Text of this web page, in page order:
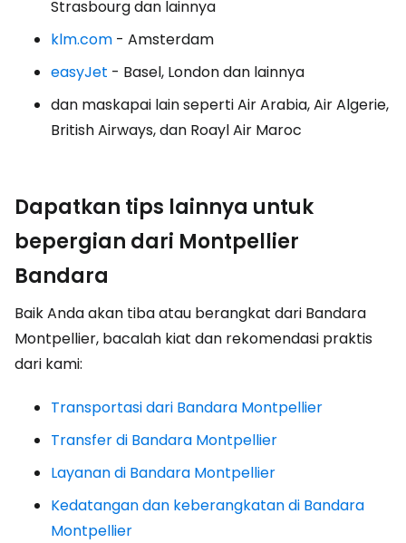
Strasbourg dan lainnya
klm.com - Amsterdam
easyJet - Basel, London dan lainnya
dan maskapai lain seperti Air Arabia, Air Algerie,
British Airways, dan Roayl Air Maroc
Dapatkan tips lainnya untuk
bepergian dari Montpellier
Bandara
Baik Anda akan tiba atau berangkat dari Bandara
Montpellier, bacalah kiat dan rekomendasi praktis
dari kami:
Transportasi dari Bandara Montpellier
Transfer di Bandara Montpellier
Layanan di Bandara Montpellier
Kedatangan dan keberangkatan di Bandara
Montpellier